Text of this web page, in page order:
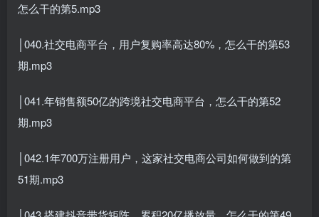
怎么干的第5.mp3
│040.社交电商平台，用户复购率高达80%，怎么干的第53
期.mp3
│041.年销售额50亿的跨境社交电商平台，怎么干的第52
期.mp3
│042.1年700万注册用户，这家社交电商公司如何做到的第
51期.mp3